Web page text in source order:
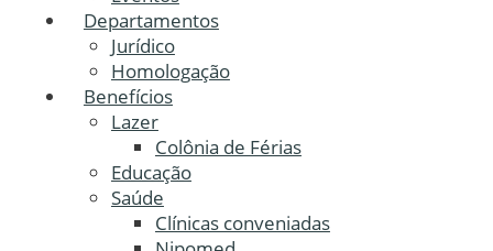
Departamentos
Jurídico
Homologação
Benefícios
Lazer
Colônia de Férias
Educação
Saúde
Clínicas conveniadas